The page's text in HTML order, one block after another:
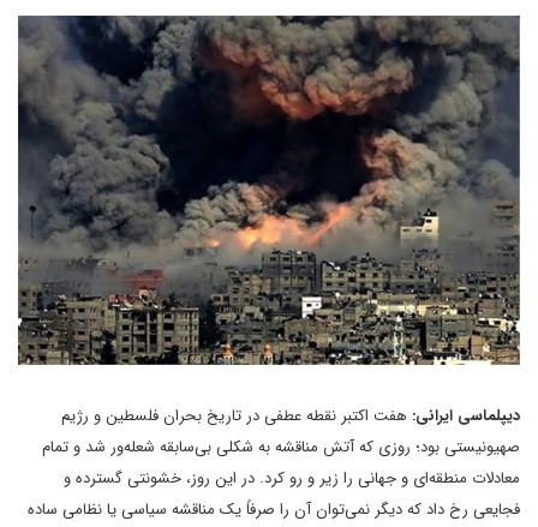
دیپلماسی ایرانی: هفت اکتبر نقطه عطفی در تاریخ بحران فلسطین و رژیم
صهیونیستی بود؛ روزی که آتش مناقشه به شکلی بی‌سابقه شعله‌ور شد و تمام
معادلات منطقه‌ای و جهانی را زیر و رو کرد. در این روز، خشونتی گسترده و
فجایعی رخ داد که دیگر نمی‌توان آن را صرفاً یک مناقشه سیاسی یا نظامی ساده